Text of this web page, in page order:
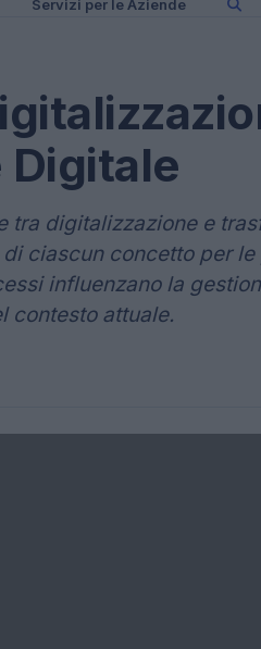
Servizi per le Aziende
tra digitalizzazione e
ciascun concetto per
influenzano la
contesto attuale.